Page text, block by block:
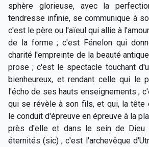
sphère glorieuse, avec la
tendresse infinie, se communique à
c'est le père ou l'aïeul qui allie à
de la forme ; c'est Fénelon qui
charité l'empreinte de la beauté
prose ; c'est le spectacle touchant
bienheureux, et rendant celle qui le
l'écho de ses hauts enseignements ;
qui se révèle à son fils, et qui, la tête
le conduit d'épreuve en épreuve à la
près d'elle et dans le sein de Dieu
éternités (sic) ; c'est l'archevêque